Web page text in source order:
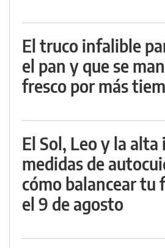
El truco infalible
el pan y que se
fresco por más
El Sol, Leo y la
medidas de
cómo balancear tu
el 9 de agosto